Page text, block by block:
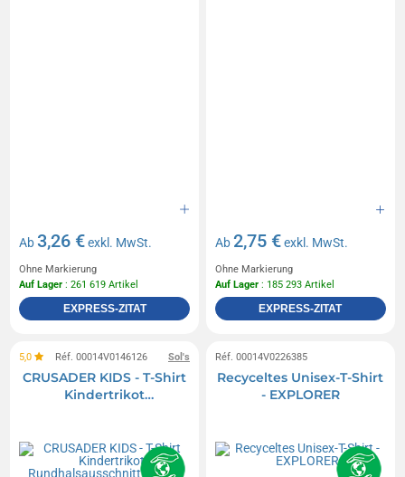
Ab3,26 €exkl. MwSt.
Ohne Markierung
Auf Lager : 261 619 Artikel
EXPRESS-ZITAT
Ab2,75 €exkl. MwSt.
Ohne Markierung
Auf Lager : 185 293 Artikel
EXPRESS-ZITAT
Sol's
5,0 Réf. 00014V0146126
CRUSADER KIDS - T-Shirt
Kindertrikot
Réf. 00014V0226385
Recyceltes Unisex-T-Shirt
- EXPLORER